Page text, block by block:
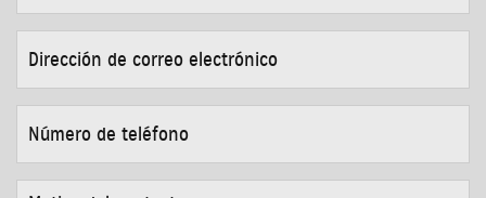
DE
CORREO
ELECTRÓNICO *
DE
TELÉFONO *